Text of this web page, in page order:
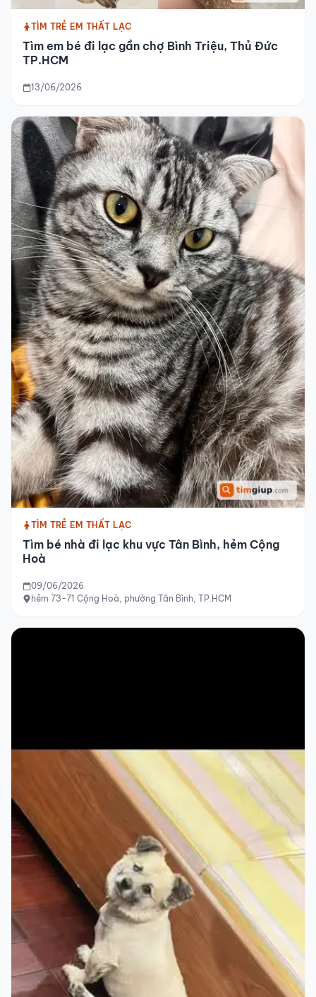
TÌM TRẺ EM THẤT LẠC
Tìm em bé đi lạc gần chợ Bình Triệu, Thủ Đức
TP.HCM
13/06/2026
TÌM TRẺ EM THẤT LẠC
Tìm bé nhà đi lạc khu vực Tân Bình, hẻm Cộng
Hoà
09/06/2026
hẻm 73-71 Cộng Hoà, phường Tân Bình, TP.HCM